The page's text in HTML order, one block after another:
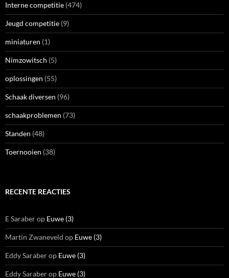
Interne competitie (474)
Jeugd competitie (9)
miniaturen (1)
Nimzowitsch (5)
oplossingen (55)
Schaak diversen (96)
schaakproblemen (73)
Standen (48)
Toernooien (38)
RECENTE REACTIES
E Saraberop Euwe (3)
Martin Zwaneveld op Euwe (3)
Eddy Saraberop Euwe (3)
Eddy Saraberop Euwe (3)